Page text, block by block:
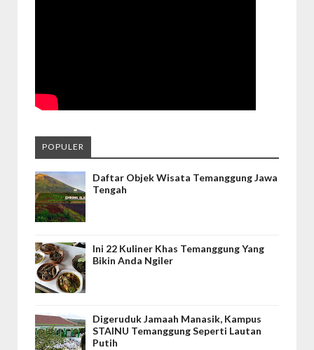
POPULER
Daftar Objek Wisata Temanggung Jawa
Tengah
Ini 22 Kuliner Khas Temanggung Yang
Bikin Anda Ngiler
Digeruduk Jamaah Manasik, Kampus
STAINU Temanggung Seperti Lautan
Putih